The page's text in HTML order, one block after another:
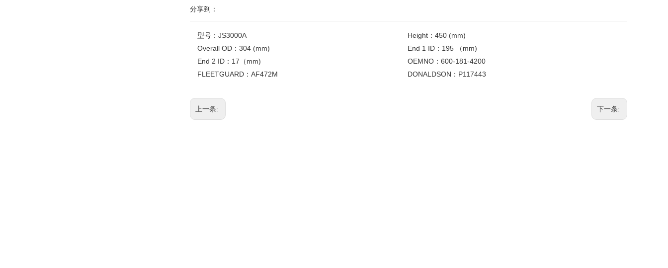
分享到：
型号： JS3000A Height：450 (mm)
Overall OD： 304 (mm) End 1 ID： 195 （mm)
End 2 ID： 17（mm) OEMNO：600-181-4200
FLEETGUARD： AF472M DONALDSON： P117443
上一条: 下一条: